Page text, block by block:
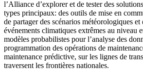
l’Alliance d’explorer et de tester des
types principaux: des outils de mise en
de partager des scénarios météorologiques et
événements climatiques extrêmes au niveau
modèles probabilistes pour l’analyse des
programmation des opérations de
maintenance prédictive, sur les lignes de
traversent les frontières nationales.